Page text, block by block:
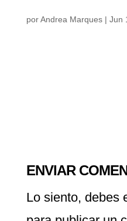
porAndrea Marques| Jun
ENVIAR
Lo siento, debes